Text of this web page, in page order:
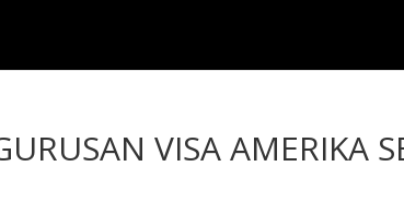
VISA AMERIKA